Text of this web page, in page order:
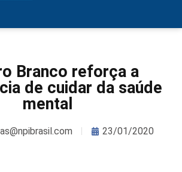
Branco reforça a
de cuidar da saúde
mental
23/01/2020